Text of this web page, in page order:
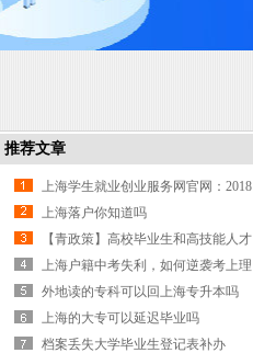
推荐文章
上海学生就业创业服务网官网：2018
毕业生落户上[海南户口网]
上海落户你知道吗
【青政策】高校毕业生和高技能人才
来太原工作可领取这些补贴
上海户籍中考失利，如何逆袭考上理
想本科？
外地读的专科可以回上海专升本吗
上海的大专可以延迟毕业吗
档案丢失大学毕业生登记表补办